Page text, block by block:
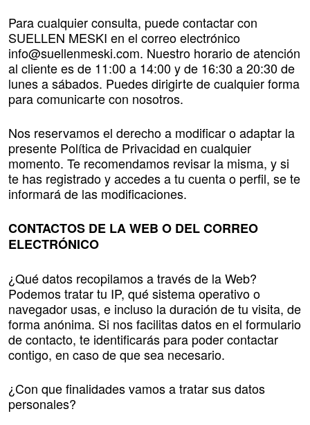
Para cualquier consulta, puede contactar con
SUELLEN MESKI en el correo electrónico
info@suellenmeski.com. Nuestro horario de atención
al cliente es de 11:00 a 14:00 y de 16:30 a 20:30 de
lunes a sábados. Puedes dirigirte de cualquier forma
para comunicarte con nosotros.
Nos reservamos el derecho a modificar o adaptar la
presente Política de Privacidad en cualquier
momento. Te recomendamos revisar la misma, y si
te has registrado y accedes a tu cuenta o perfil, se te
informará de las modificaciones.
CONTACTOS DE LA WEB O DEL CORREO
ELECTRÓNICO
¿Qué datos recopilamos a través de la Web?
Podemos tratar tu IP, qué sistema operativo o
navegador usas, e incluso la duración de tu visita, de
forma anónima. Si nos facilitas datos en el formulario
de contacto, te identificarás para poder contactar
contigo, en caso de que sea necesario.
¿Con que finalidades vamos a tratar sus datos
personales?